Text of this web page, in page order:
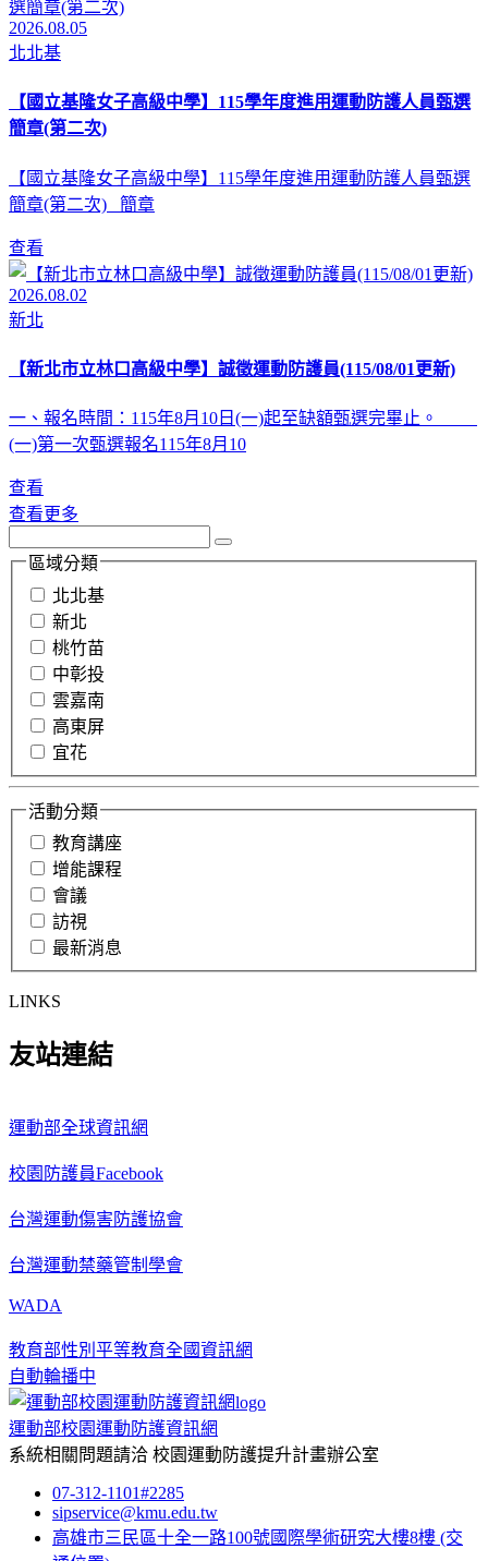
2026.08.05
北北基
【國立基隆女子高級中學】115學年度進用運動防護人員甄選
簡章(第二次)
【國立基隆女子高級中學】115學年度進用運動防護人員甄選
簡章(第二次) 簡章
查看
2026.08.02
新北
【新北市立林口高級中學】誠徵運動防護員(115/08/01更新)
一、報名時間：115年8月10日(一)起至缺額甄選完畢止。
(一)第一次甄選報名115年8月10
查看
查看更多
區域分類
北北基
新北
桃竹苗
中彰投
雲嘉南
高東屏
宜花
活動分類
教育講座
增能課程
會議
訪視
最新消息
LINKS
友站連結
運動部全球資訊網
校園防護員Facebook
台灣運動傷害防護協會
台灣運動禁藥管制學會
WADA
教育部性別平等教育全國資訊網
自動輪播中
運動部校園運動防護資訊網
系統相關問題請洽 校園運動防護提升計畫辦公室
07-312-1101#2285
sipservice@kmu.edu.tw
高雄市三民區十全一路100號國際學術研究大樓8樓 (交